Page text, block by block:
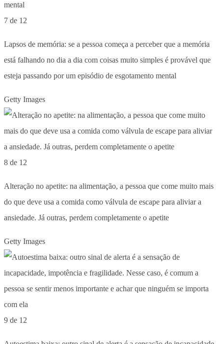
7 de 12
Lapsos de memória: se a pessoa começa a perceber que a memória
está falhando no dia a dia com coisas muito simples é provável que
esteja passando por um episódio de esgotamento mental
Getty Images
8 de 12
Alteração no apetite: na alimentação, a pessoa que come muito mais
do que deve usa a comida como válvula de escape para aliviar a
ansiedade. Já outras, perdem completamente o apetite
Getty Images
9 de 12